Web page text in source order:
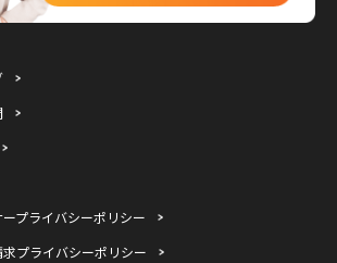
プライバシーポリシー
プライバシーポリシー